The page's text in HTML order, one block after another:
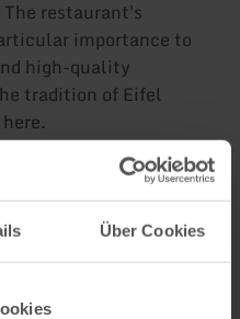
Über Cookies
restaurant's
importance to
high-quality
tradition of Eifel